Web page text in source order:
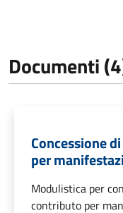
Documenti
Concessione
per
Modulistica per
contributo per